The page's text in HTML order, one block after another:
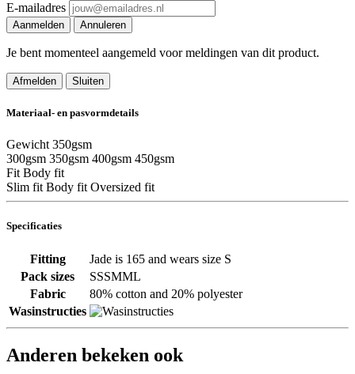
E-mailadres
Aanmelden Annuleren
Je bent momenteel aangemeld voor meldingen van dit product.
Afmelden Sluiten
Materiaal- en pasvormdetails
Gewicht 350gsm
300gsm 350gsm 400gsm 450gsm
Fit Body fit
Slim fit Body fit Oversized fit
Specificaties
Fitting
Jade is 165 and wears size S
Pack sizes
SSSMML
Fabric
80% cotton and 20% polyester
Wasinstructies
Anderen bekeken ook